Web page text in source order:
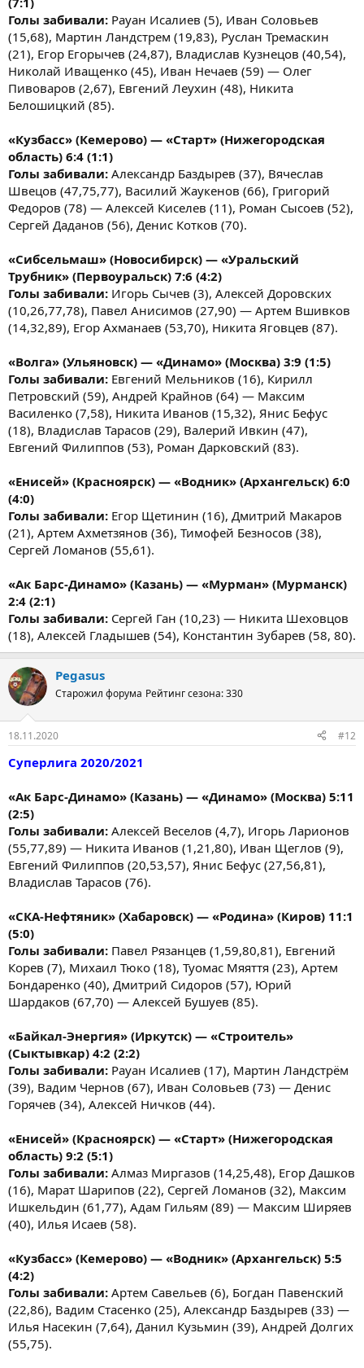
Голы забивали: Рауан Исалиев (5), Иван Соловьев
(15,68), Мартин Ландстрем (19,83), Руслан Тремаскин
(21), Егор Егорычев (24,87), Владислав Кузнецов (40,54),
Николай Иващенко (45), Иван Нечаев (59) — Олег
Пивоваров (2,67), Евгений Леухин (48), Никита
Белошицкий (85).
«Кузбасс» (Кемерово) — «Старт» (Нижегородская
область) 6:4 (1:1)
Голы забивали: Александр Баздырев (37), Вячеслав
Швецов (47,75,77), Василий Жаукенов (66), Григорий
Федоров (78) — Алексей Киселев (11), Роман Сысоев (52),
Сергей Даданов (56), Денис Котков (70).
«Сибсельмаш» (Новосибирск) — «Уральский
Трубник» (Первоуральск) 7:6 (4:2)
Голы забивали: Игорь Сычев (3), Алексей Доровских
(10,26,77,78), Павел Анисимов (27,90) — Артем Вшивков
(14,32,89), Егор Ахманаев (53,70), Никита Яговцев (87).
«Волга» (Ульяновск) — «Динамо» (Москва) 3:9 (1:5)
Голы забивали: Евгений Мельников (16), Кирилл
Петровский (59), Андрей Крайнов (64) — Максим
Василенко (7,58), Никита Иванов (15,32), Янис Бефус
(18), Владислав Тарасов (29), Валерий Ивкин (47),
Евгений Филиппов (53), Роман Дарковский (83).
«Енисей» (Красноярск) — «Водник» (Архангельск) 6:0
(4:0)
Голы забивали: Егор Щетинин (16), Дмитрий Макаров
(21), Артем Ахметзянов (36), Тимофей Безносов (38),
Сергей Ломанов (55,61).
«Ак Барс-Динамо» (Казань) — «Мурман» (Мурманск)
2:4 (2:1)
Голы забивали: Сергей Ган (10,23) — Никита Шеховцов
(18), Алексей Гладышев (54), Константин Зубарев (58, 80).
Pegasus
Старожил форума Рейтинг сезона: 330
18.11.2020 #12
Суперлига 2020/2021
«Ак Барс-Динамо» (Казань) — «Динамо» (Москва) 5:11
(2:5)
Голы забивали: Алексей Веселов (4,7), Игорь Ларионов
(55,77,89) — Никита Иванов (1,21,80), Иван Щеглов (9),
Евгений Филиппов (20,53,57), Янис Бефус (27,56,81),
Владислав Тарасов (76).
«СКА-Нефтяник» (Хабаровск) — «Родина» (Киров) 11:1
(5:0)
Голы забивали: Павел Рязанцев (1,59,80,81), Евгений
Корев (7), Михаил Тюко (18), Туомас Мяяття (23), Артем
Бондаренко (40), Дмитрий Сидоров (57), Юрий
Шардаков (67,70) — Алексей Бушуев (85).
«Байкал-Энергия» (Иркутск) — «Строитель»
(Сыктывкар) 4:2 (2:2)
Голы забивали: Рауан Исалиев (17), Мартин Ландстрём
(39), Вадим Чернов (67), Иван Соловьев (73) — Денис
Горячев (34), Алексей Ничков (44).
«Енисей» (Красноярск) — «Старт» (Нижегородская
область) 9:2 (5:1)
Голы забивали: Алмаз Миргазов (14,25,48), Егор Дашков
(16), Марат Шарипов (22), Сергей Ломанов (32), Максим
Ишкельдин (61,77), Адам Гильям (89) — Максим Ширяев
(40), Илья Исаев (58).
«Кузбасс» (Кемерово) — «Водник» (Архангельск) 5:5
(4:2)
Голы забивали: Артем Савельев (6), Богдан Павенский
(22,86), Вадим Стасенко (25), Александр Баздырев (33) —
Илья Насекин (7,64), Данил Кузьмин (39), Андрей Долгих
(55,75).